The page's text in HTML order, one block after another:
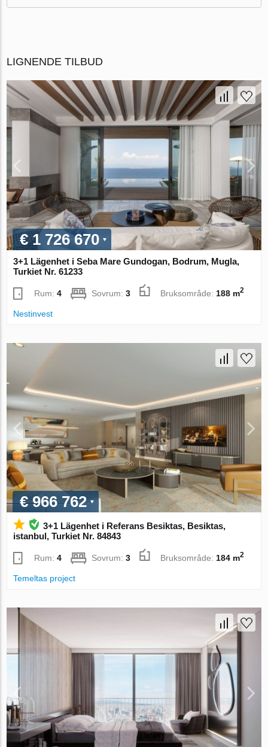
LIGNENDE TILBUD
€ 1 726 670
3+1 Lägenhet i Seba Mare Gundogan, Bodrum, Mugla,
Turkiet Nr. 61233
Rum:4 Sovrum:3 Bruksområde: 188 m2
Nestinvest
€ 966 762
3+1 Lägenhet i Referans Besiktas, Besiktas,
istanbul, Turkiet Nr. 84843
Rum:4 Sovrum:3 Bruksområde: 184 m2
Temeltas project